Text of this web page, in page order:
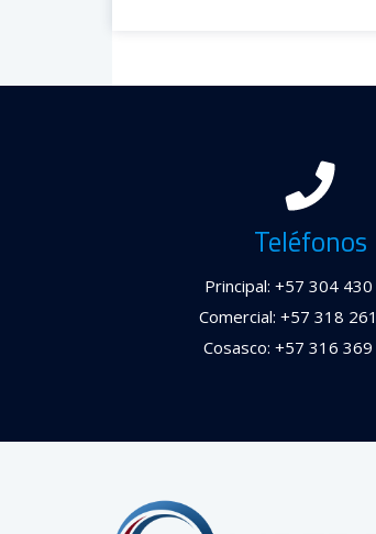
Teléfonos
Principal: +57 304
Comercial: +57 318
Cosasco: +57 316